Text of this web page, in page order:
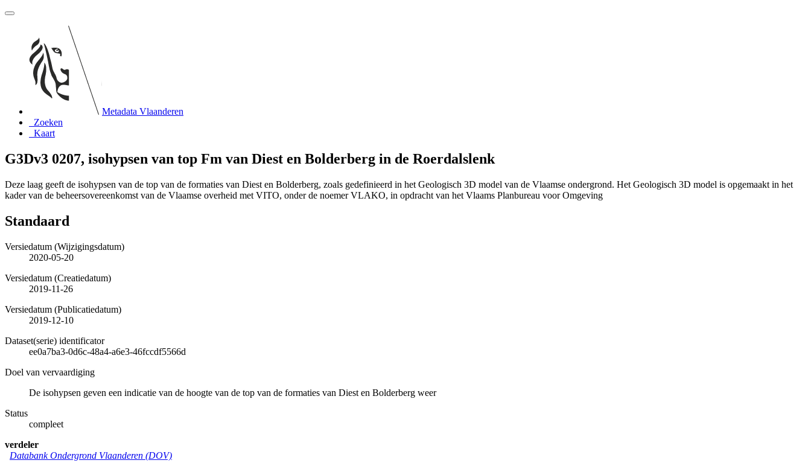
Metadata Vlaanderen
Zoeken
Kaart
G3Dv3 0207, isohypsen van top Fm van Diest en Bolderberg in de Roerdalslenk
Deze laag geeft de isohypsen van de top van de formaties van Diest en Bolderberg, zoals gedefinieerd in het Geologisch 3D model van de Vlaamse ondergrond. Het Geologisch 3D model is opgemaakt in het
kader van de beheersovereenkomst van de Vlaamse overheid met VITO, onder de noemer VLAKO, in opdracht van het Vlaams Planbureau voor Omgeving
Standaard
Versiedatum (Wijzigingsdatum)
2020-05-20
Versiedatum (Creatiedatum)
2019-11-26
Versiedatum (Publicatiedatum)
2019-12-10
Dataset(serie) identificator
ee0a7ba3-0d6c-48a4-a6e3-46fccdf5566d
Doel van vervaardiging
De isohypsen geven een indicatie van de hoogte van de top van de formaties van Diest en Bolderberg weer
Status
compleet
verdeler
Databank Ondergrond Vlaanderen (DOV)